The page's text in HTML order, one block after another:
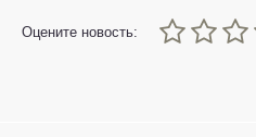
Оцените новость:
0
1 3 4 5